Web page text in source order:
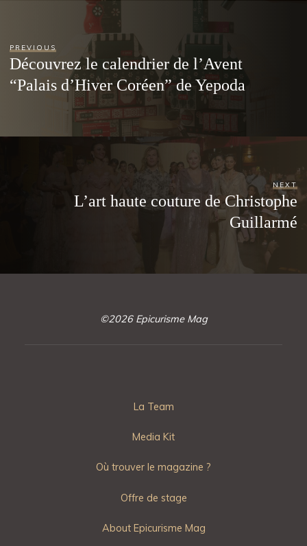
PREVIOUS
Découvrez le calendrier de l’Avent
“Palais d’Hiver Coréen” de Yepoda
NEXT
L’art haute couture de Christophe
Guillarmé
©2026 Epicurisme Mag
La Team
Media Kit
Où trouver le magazine ?
Offre de stage
About Epicurisme Mag